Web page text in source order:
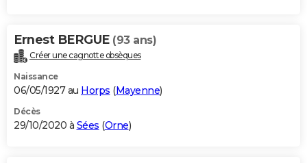
Ernest BERGUE (93 ans)
Créer une cagnotte obsèques
Naissance
06/05/1927 au Horps (Mayenne)
Décès
29/10/2020 à Sées (Orne)